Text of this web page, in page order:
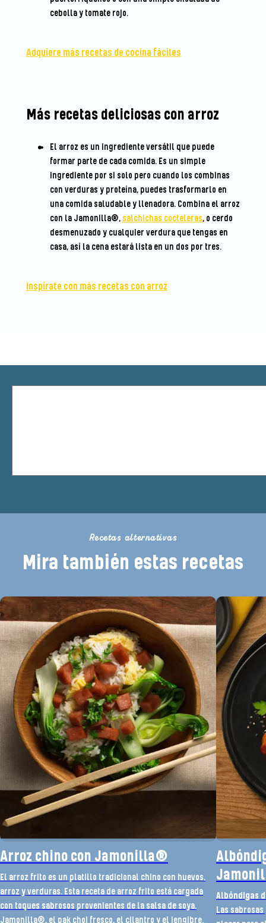
cebolla y tomate rojo.
Adquiere más recetas de cocina fáciles
Más recetas deliciosas con arroz
El arroz es un ingrediente versátil que puede
formar parte de cada comida. Es un simple
ingrediente por si solo pero cuando los combinas
con verduras y proteína, puedes trasformarlo en
una comida saludable y llenadora. Combina el arroz
con la Jamonilla®, salchichas cocteleras, o cerdo
desmenuzado y cualquier verdura que tengas en
casa, así la cena estará lista en un dos por tres.
Inspírate con más recetas con arroz
Recetas alternativas
Mira también estas recetas
Arroz chino con Jamonilla®
El arroz frito es un platillo tradicional chino con huevos,
arroz y verduras. Esta receta de arroz frito está cargada
con toques sabrosos provenientes de la salsa de soya,
Jamonilla®, el pak choi fresco, el cilantro y el jengibre.
Albóndigas
Las